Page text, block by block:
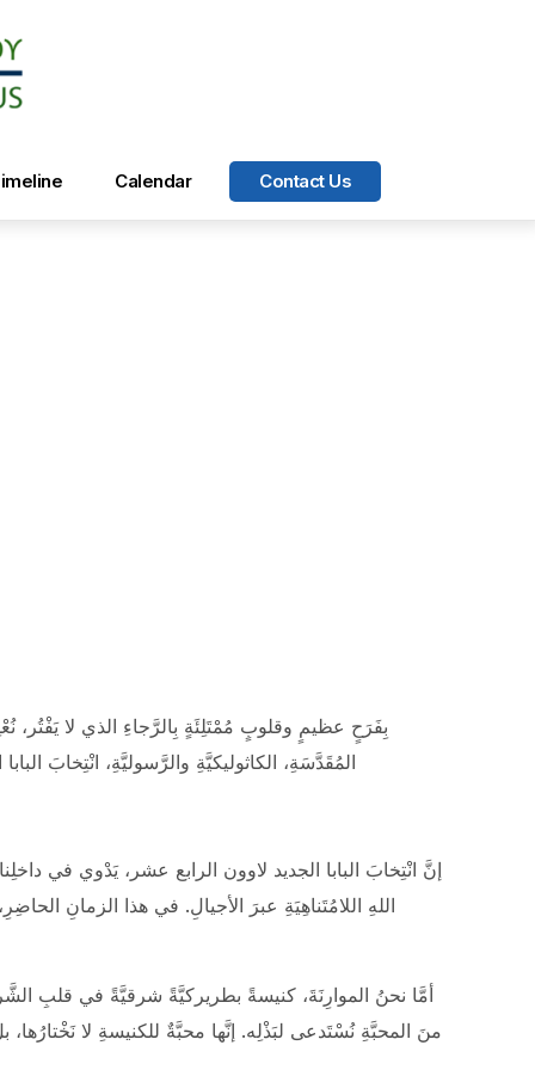
Calendar Contact Us
بِفَرَحٍ عظيمٍ وقلوبٍ مُمْتَلِئَةٍ بِالرَّجاءِ الذي لا يَفْتُر،
المُقَدَّسَةِ، الكاثوليكيَّةِ والرَّسوليَّةِ، انْتِخابَ
إنَّ انْتِخابَ البابا الجديد لاوون الرابع عشر، يَدْوي في
اللهِ اللامُتَناهِيَةِ عبرَ الأجيالِ. في هذا الزمانِ
أمَّا نحنُ الموارِنَةَ، كنيسةً بطريركيَّةً شرقيَّةً في قلبِ
منَ المحبَّةِ نُسْتَدعى لبَذْلِه. إنَّها محبَّةٌ للكنيسةِ لا